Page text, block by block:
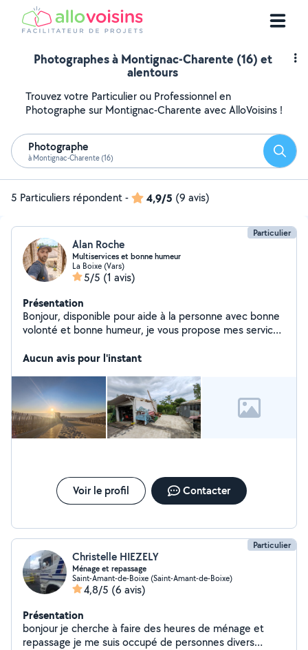
Photographes à Montignac-Charente (16) et
alentours
Trouvez votre Particulier ou Professionnel en
Photographe sur Montignac-Charente avec AlloVoisins !
Photographe
à Montignac-Charente (16)
5 Particuliers répondent- 4,9/5 (9 avis)
Particulier
Alan Roche
Multiservices et bonne humeur
La Boixe (Vars)
5/5 (1 avis)
Présentation
Bonjour, disponible pour aide à la personne avec bonne
volonté et bonne humeur, je vous propose mes services
meubles ou encombrants, la livraisons, le jardinage,
ou immoblier. Je peux également sous condition et
suivant disponibilité faire des soins et massages
relaxant.
Aucun avis pour l'instant
Voir le profil Contacter
Particulier
Christelle HIEZELY
Ménage et repassage
Saint-Amant-de-Boixe (Saint-Amant-de-Boixe)
4,8/5 (6 avis)
Présentation
bonjour je cherche à faire des heures de ménage et
repassage je me suis occupé de personnes divers